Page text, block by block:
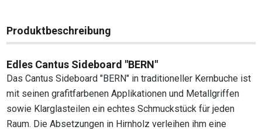
Produktbeschreibung
Edles Cantus Sideboard "BERN"
Das Cantus Sideboard "BERN" in traditioneller Kernbuche ist
mit seinen grafitfarbenen Applikationen und Metallgriffen
sowie Klarglasteilen ein echtes Schmuckstück für jeden
Raum. Die Absetzungen in Hirnholz verleihen ihm eine